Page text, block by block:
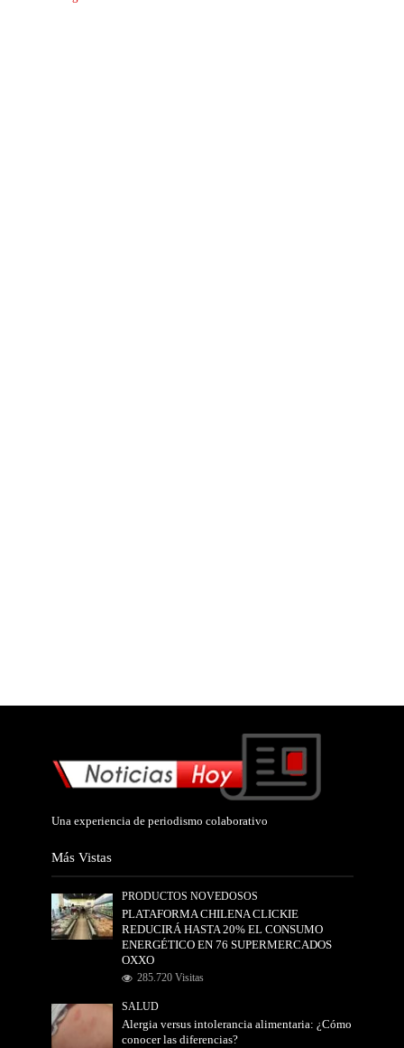
Una experiencia de periodismo colaborativo
Más Vistas
PRODUCTOS NOVEDOSOS
PLATAFORMA CHILENA CLICKIE
REDUCIRÁ HASTA 20% EL CONSUMO
ENERGÉTICO EN 76 SUPERMERCADOS
OXXO
285.720 Visitas
SALUD
Alergia versus intolerancia alimentaria: ¿Cómo
conocer las diferencias?